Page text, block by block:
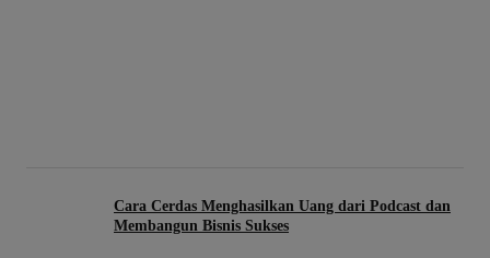
Cara Cerdas Menghasilkan Uang dari Podcast dan
Membangun Bisnis Sukses